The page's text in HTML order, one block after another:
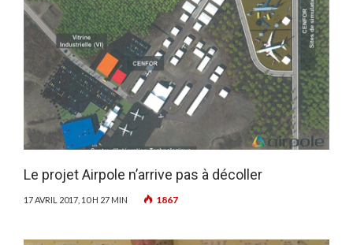
Le projet Airpole n’arrive pas à décoller
17 AVRIL 2017, 10 H 27 MIN 1867